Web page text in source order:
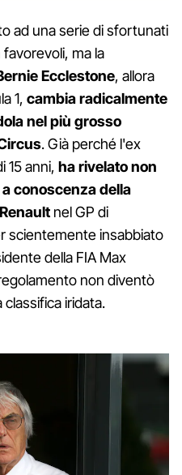
ad una serie di sfortunati
ma la
Ecclestone, allora
1, cambia radicalmente
nel più grosso
. Già perché l'ex
15 anni, ha rivelato non
conoscenza della
nel GP di
scientemente insabbiato
della FIA Max
non diventò
iridata.